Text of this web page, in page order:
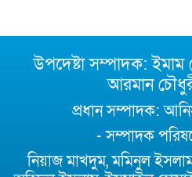
উপদেষ্টা সম্পাদক:
আরমান
প্রধান সম্পাদক:
- সম্পাদক
নিয়াজ মাখদুম, মমিনুল